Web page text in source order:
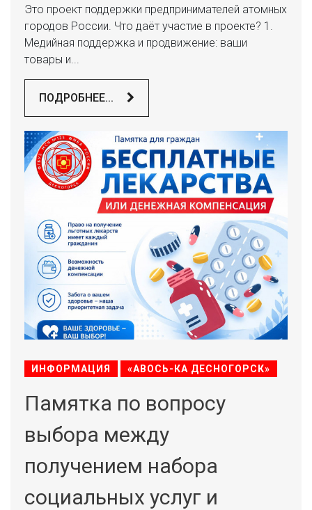
Это проект поддержки предпринимателей атомных
городов России. Что даёт участие в проекте? 1.
Медийная поддержка и продвижение: ваши
товары и...
ПОДРОБНЕЕ...
ИНФОРМАЦИЯ «АВОСЬ-КА ДЕСНОГОРСК»
Памятка по вопросу
выбора между
получением набора
социальных услуг и